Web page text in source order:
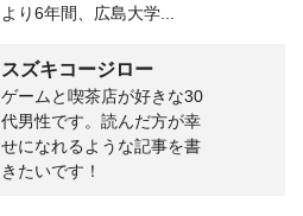
より6年間、広島大学...
スズキコージロー
ゲームと喫茶店が好きな30
代男性です。読んだ方が幸
せになれるような記事を書
きたいです！